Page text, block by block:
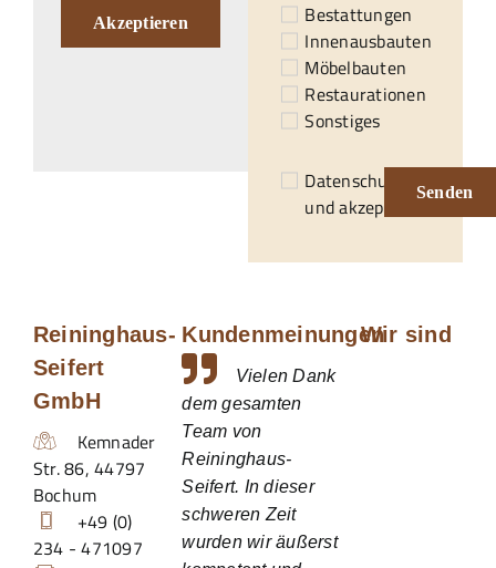
Akzeptieren
Bestattungen
Innenausbauten
Möbelbauten
Restaurationen
Sonstiges
Datenschutzerklärung
und akzeptiert.*
Senden
Reininghaus-
Seifert
GmbH
Kemnader
Str. 86,44797
Bochum
+49 (0)
234 - 471097
Kundenmeinungen
Vielen Dank
dem gesamten
Team von
Reininghaus-
Seifert. In dieser
schweren Zeit
wurden wir äußerst
Wir sind